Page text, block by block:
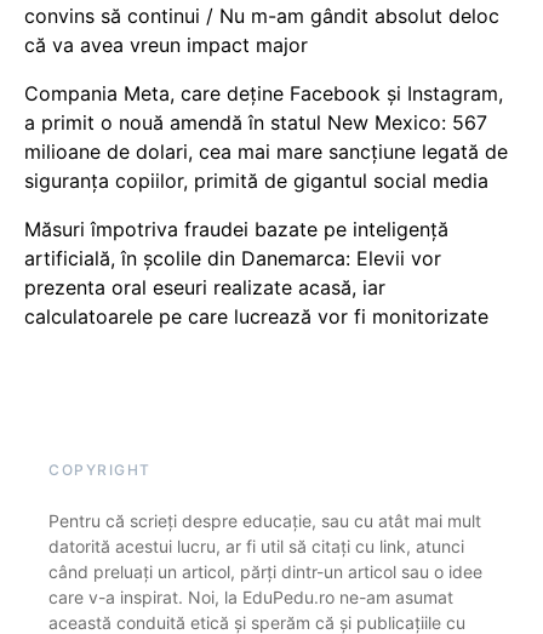
convins să continui / Nu m-am gândit absolut deloc
că va avea vreun impact major
Compania Meta, care deține Facebook și Instagram,
a primit o nouă amendă în statul New Mexico: 567
milioane de dolari, cea mai mare sancțiune legată de
siguranța copiilor, primită de gigantul social media
Măsuri împotriva fraudei bazate pe inteligență
artificială, în școlile din Danemarca: Elevii vor
prezenta oral eseuri realizate acasă, iar
calculatoarele pe care lucrează vor fi monitorizate
COPYRIGHT
Pentru că scrieți despre educație, sau cu atât mai mult
datorită acestui lucru, ar fi util să citați cu link, atunci
când preluați un articol, părți dintr-un articol sau o idee
care v-a inspirat. Noi, la EduPedu.ro ne-am asumat
această conduită etică și sperăm că și publicațiile cu